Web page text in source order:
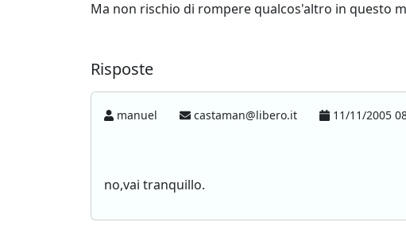
Ma non rischio di rompere qualcos'altro in questo
Risposte
manuel castaman@libero.it 11/11/2005
no,vai tranquillo.